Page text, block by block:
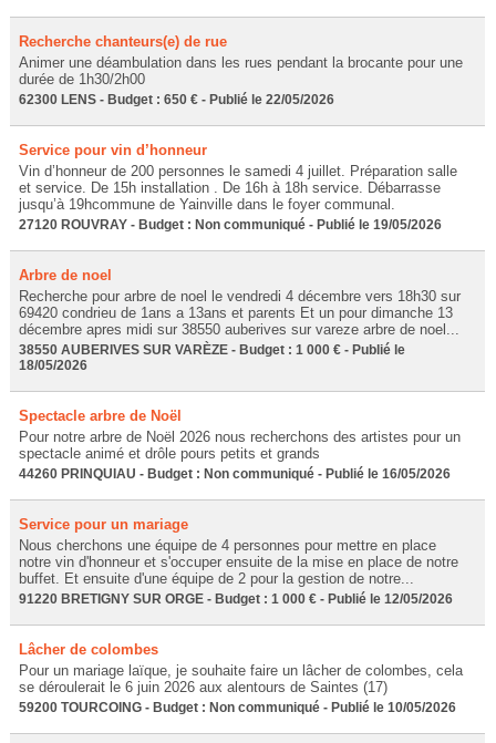
Recherche chanteurs(e) de rue
Animer une déambulation dans les rues pendant la brocante pour une
durée de 1h30/2h00
62300 LENS - Budget : 650 € - Publié le 22/05/2026
Service pour vin d’honneur
Vin d’honneur de 200 personnes le samedi 4 juillet. Préparation salle
et service. De 15h installation . De 16h à 18h service. Débarrasse
jusqu’à 19hcommune de Yainville dans le foyer communal.
27120 ROUVRAY - Budget : Non communiqué - Publié le 19/05/2026
Arbre de noel
Recherche pour arbre de noel le vendredi 4 décembre vers 18h30 sur
69420 condrieu de 1ans a 13ans et parents Et un pour dimanche 13
décembre apres midi sur 38550 auberives sur vareze arbre de noel...
38550 AUBERIVES SUR VARÈZE - Budget : 1 000 € - Publié le
18/05/2026
Spectacle arbre de Noël
Pour notre arbre de Noël 2026 nous recherchons des artistes pour un
spectacle animé et drôle pours petits et grands
44260 PRINQUIAU - Budget : Non communiqué - Publié le 16/05/2026
Service pour un mariage
Nous cherchons une équipe de 4 personnes pour mettre en place
notre vin d'honneur et s'occuper ensuite de la mise en place de notre
buffet. Et ensuite d'une équipe de 2 pour la gestion de notre...
91220 BRETIGNY SUR ORGE - Budget : 1 000 € - Publié le 12/05/2026
Lâcher de colombes
Pour un mariage laïque, je souhaite faire un lâcher de colombes, cela
se déroulerait le 6 juin 2026 aux alentours de Saintes (17)
59200 TOURCOING - Budget : Non communiqué - Publié le 10/05/2026